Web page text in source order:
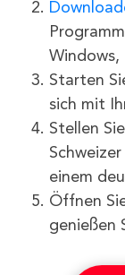
Windows,
Starten
sich mit
Stellen
einem
Öffnen
genießen